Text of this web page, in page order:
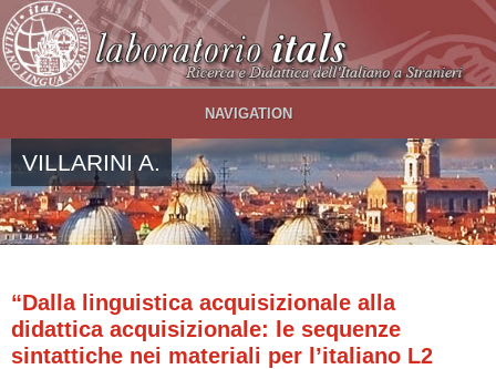
Salta al contenuto principale
NAVIGATION
VILLARINI A.
“Dalla linguistica acquisizionale alla
didattica acquisizionale: le sequenze
sintattiche nei materiali per l’italiano L2